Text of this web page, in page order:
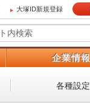
大塚ID新規登録
企業情報
各種設定